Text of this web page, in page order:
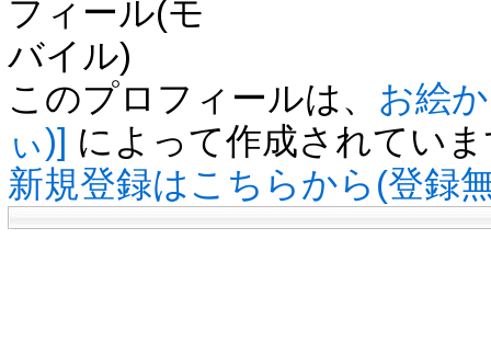
このプロフィールは、 お絵
ぃ)] によって作成されてい
新規登録はこちらから(登録